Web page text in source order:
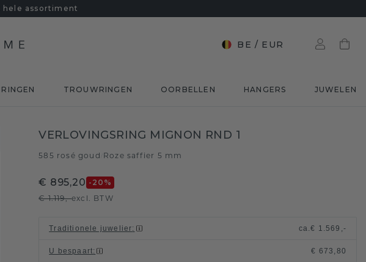
hele assortiment
BE / EUR
TROUWRINGEN OORBELLEN HANGERS JUWELEN
VERLOVINGSRING MIGNON RND 1
585 rosé goud Roze saffier 5 mm
€ 895,20 -20 %
€ 1.119,-excl. BTW
Traditionele juwelier: ca.€ 1.569,-
U bespaart: € 673,80